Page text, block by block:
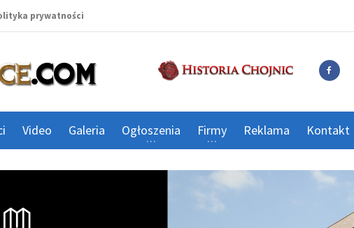
prywatności
Video Galeria Ogłoszenia Firmy Reklama Kontakt